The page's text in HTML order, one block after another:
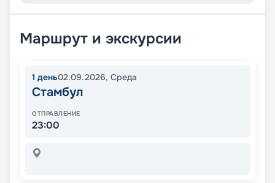
Маршрут и экскурсии
1 день02.09.2026, Среда
Стамбул
ОТПРАВЛЕНИЕ
23:00